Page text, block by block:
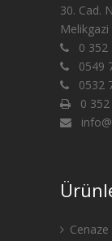
30. Cad.
0 352
0549
0532
0 352
Cenaze